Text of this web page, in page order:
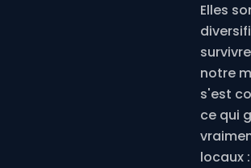
Elles
notre
s'est
ce qui
locaux